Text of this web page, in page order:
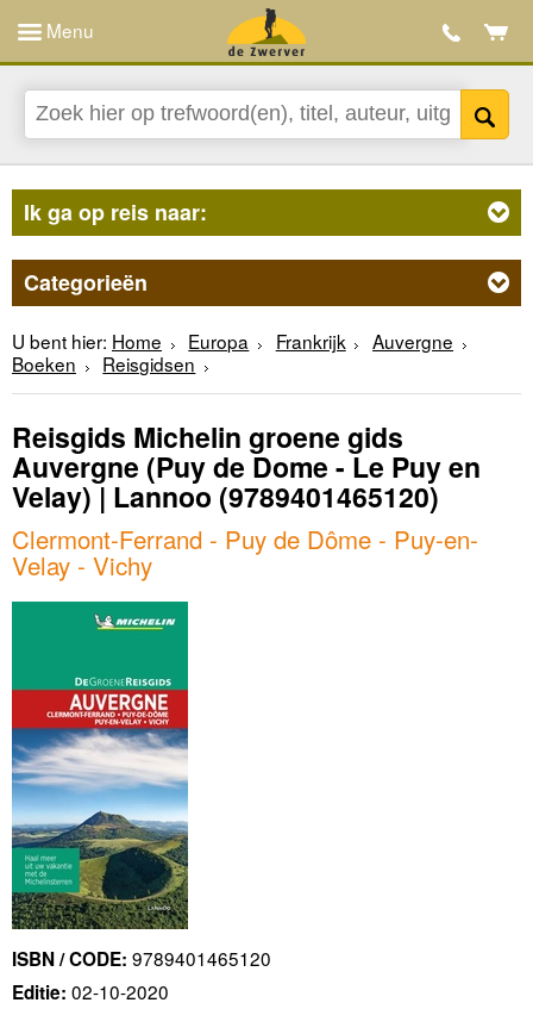
Menu
Ik ga op reis naar:
Categorieën
U bent hier: Home Europa Frankrijk
Auvergne
Boeken
Reisgidsen
Reisgids Michelin groene gids
Auvergne (Puy de Dome - Le Puy en
Velay) | Lannoo (9789401465120)
Clermont-Ferrand - Puy de Dôme - Puy-en-
Velay - Vichy
ISBN / CODE: 9789401465120
Editie: 02-10-2020